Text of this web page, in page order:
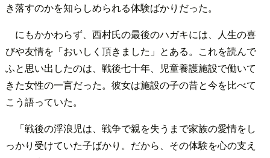
き落すのかを知らしめられる体験ばかりだった。
にもかかわらず、西村氏の最後のハガキには、人生の喜
びや友情を「おいしく頂きました」とある。これを読んで
ふと思い出したのは、戦後七十年、児童養護施設で働いて
きた女性の一言だった。彼女は施設の子の昔と今を比べて
こう語っていた。
「戦後の浮浪児は、戦争で親を失うまで家族の愛情をし
っかり受けていた子ばかり。だから、その体験を心の支え